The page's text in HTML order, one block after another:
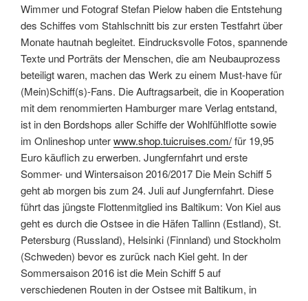
Wimmer und Fotograf Stefan Pielow haben die Entstehung
des Schiffes vom Stahlschnitt bis zur ersten Testfahrt über
Monate hautnah begleitet. Eindrucksvolle Fotos, spannende
Texte und Porträts der Menschen, die am Neubauprozess
beteiligt waren, machen das Werk zu einem Must-have für
(Mein)Schiff(s)-Fans. Die Auftragsarbeit, die in Kooperation
mit dem renommierten Hamburger mare Verlag entstand,
ist in den Bordshops aller Schiffe der Wohlfühlflotte sowie
im Onlineshop unterwww.shop.tuicruises.com/für 19,95
Euro käuflich zu erwerben. Jungfernfahrt und erste
Sommer- und Wintersaison 2016/2017 Die Mein Schiff 5
geht ab morgen bis zum 24. Juli auf Jungfernfahrt. Diese
führt das jüngste Flottenmitglied ins Baltikum: Von Kiel aus
geht es durch die Ostsee in die Häfen Tallinn (Estland), St.
Petersburg (Russland), Helsinki (Finnland) und Stockholm
(Schweden) bevor es zurück nach Kiel geht. In der
Sommersaison 2016 ist die Mein Schiff 5 auf
verschiedenen Routen in der Ostsee mit Baltikum, in